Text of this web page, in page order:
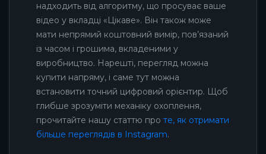
надходить від алгоритму, що просуває ваше
відео у вкладці «Цікаве». Він також може
мати непрямий коштовний вимір, пов’язаний
із часом і грошима, вкладеними у
виробництво. Нарешті, перегляд можна
купити напряму, і саме тут можна
встановити точний цифровий орієнтир. Щоб
глибше зрозуміти механіку охоплення,
прочитайте нашу статтю про те, як отримати
більше переглядів в Instagram.